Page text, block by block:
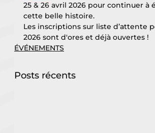
25 & 26 avril 2026 pour continuer à
cette belle histoire.
Les inscriptions sur liste d’attente
2026 sont d'ores et déjà ouvertes !
ÉVÉNEMENTS
Posts récents